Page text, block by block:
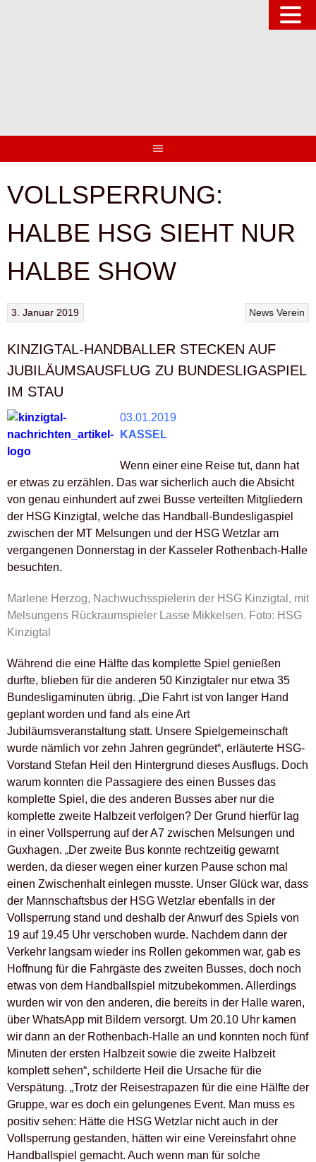
VOLLSPERRUNG:
HALBE HSG SIEHT NUR
HALBE SHOW
News Verein
3. Januar 2019
KINZIGTAL-HANDBALLER STECKEN AUF
JUBILÄUMSAUSFLUG ZU BUNDESLIGASPIEL
IM STAU
03.01.2019
KASSEL
Wenn einer eine Reise tut, dann hat
er etwas zu erzählen. Das war sicherlich auch die Absicht
von genau einhundert auf zwei Busse verteilten Mitgliedern
der HSG Kinzigtal, welche das Handball-Bundesligaspiel
zwischen der MT Melsungen und der HSG Wetzlar am
vergangenen Donnerstag in der Kasseler Rothenbach-Halle
besuchten.
Marlene Herzog, Nachwuchsspielerin der HSG Kinzigtal, mit
Melsungens Rückraumspieler Lasse Mikkelsen. Foto: HSG
Kinzigtal
Während die eine Hälfte das komplette Spiel genießen
durfte, blieben für die anderen 50 Kinzigtaler nur etwa 35
Bundesligaminuten übrig. „Die Fahrt ist von langer Hand
geplant worden und fand als eine Art
Jubiläumsveranstaltung statt. Unsere Spielgemeinschaft
wurde nämlich vor zehn Jahren gegründet“, erläuterte HSG-
Vorstand Stefan Heil den Hintergrund dieses Ausflugs. Doch
warum konnten die Passagiere des einen Busses das
komplette Spiel, die des anderen Busses aber nur die
komplette zweite Halbzeit verfolgen? Der Grund hierfür lag
in einer Vollsperrung auf der A7 zwischen Melsungen und
Guxhagen. „Der zweite Bus konnte rechtzeitig gewarnt
werden, da dieser wegen einer kurzen Pause schon mal
einen Zwischenhalt einlegen musste. Unser Glück war, dass
der Mannschaftsbus der HSG Wetzlar ebenfalls in der
Vollsperrung stand und deshalb der Anwurf des Spiels von
19 auf 19.45 Uhr verschoben wurde. Nachdem dann der
Verkehr langsam wieder ins Rollen gekommen war, gab es
Hoffnung für die Fahrgäste des zweiten Busses, doch noch
etwas von dem Handballspiel mitzubekommen. Allerdings
wurden wir von den anderen, die bereits in der Halle waren,
über WhatsApp mit Bildern versorgt. Um 20.10 Uhr kamen
wir dann an der Rothenbach-Halle an und konnten noch fünf
Minuten der ersten Halbzeit sowie die zweite Halbzeit
komplett sehen“, schilderte Heil die Ursache für die
Verspätung. „Trotz der Reisestrapazen für die eine Hälfte der
Gruppe, war es doch ein gelungenes Event. Man muss es
positiv sehen: Hätte die HSG Wetzlar nicht auch in der
Vollsperrung gestanden, hätten wir eine Vereinsfahrt ohne
Handballspiel gemacht. Auch wenn man für solche